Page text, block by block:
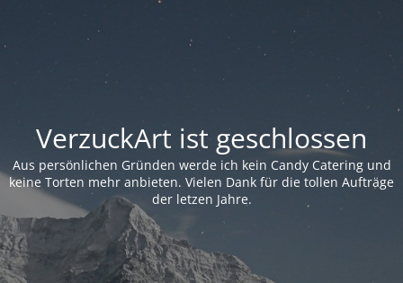
VerzuckArt ist geschlossen
Aus persönlichen Gründen werde ich kein Candy Catering und
keine Torten mehr anbieten. Vielen Dank für die tollen Aufträge
der letzen Jahre.